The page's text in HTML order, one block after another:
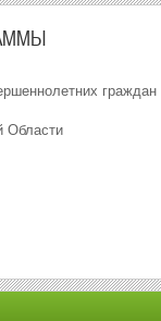
граждан
Области